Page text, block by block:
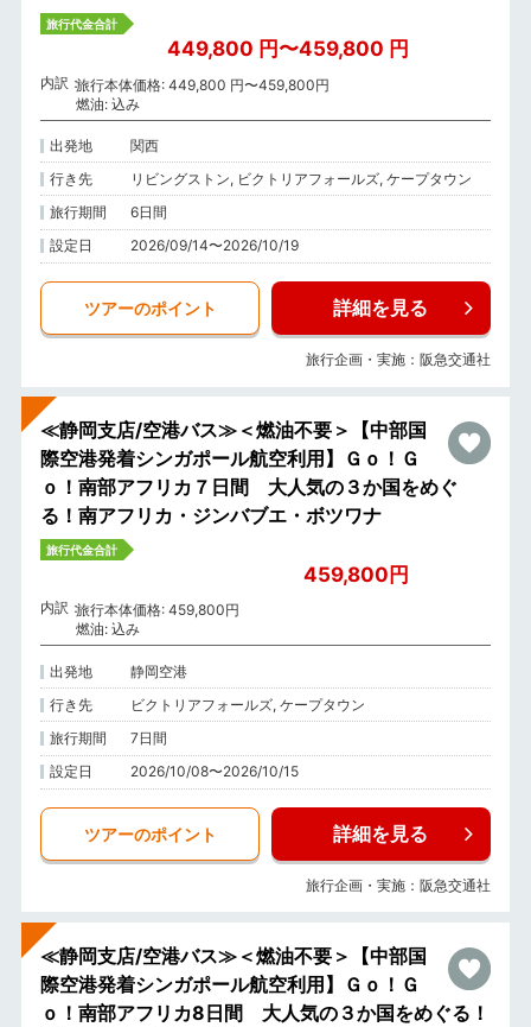
旅行代金合計
449,800 円〜459,800 円
内訳 旅行本体価格: 449,800 円〜459,800円
燃油: 込み
出発地
関西
行き先
リビングストン, ビクトリアフォールズ, ケープタウン
旅行期間
6日間
設定日
2026/09/14〜2026/10/19
ツアーのポイント 詳細を見る
旅行企画・実施：阪急交通社
≪静岡支店/空港バス≫＜燃油不要＞【中部国
際空港発着シンガポール航空利用】Ｇｏ！Ｇ
ｏ！南部アフリカ７日間 大人気の３か国をめぐ
る！南アフリカ・ジンバブエ・ボツワナ
旅行代金合計
459,800円
内訳 旅行本体価格: 459,800円
燃油: 込み
出発地
静岡空港
行き先
ビクトリアフォールズ, ケープタウン
旅行期間
7日間
設定日
2026/10/08〜2026/10/15
ツアーのポイント 詳細を見る
旅行企画・実施：阪急交通社
≪静岡支店/空港バス≫＜燃油不要＞【中部国
際空港発着シンガポール航空利用】Ｇｏ！Ｇ
ｏ！南部アフリカ8日間 大人気の３か国をめぐる！